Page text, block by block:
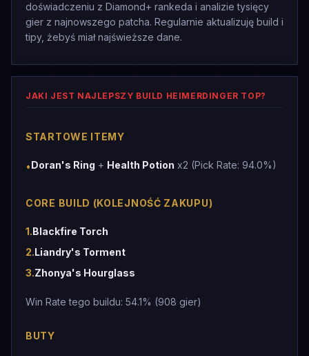
doświadczeniu z Diamond+ rankeda i analizie tysięcy
gier z najnowszego patcha. Regularnie aktualizuję build i
tipy, żebyś miał najświeższe dane.
JAKI JEST NAJLEPSZY BUILD HEIMERDINGER TOP?
STARTOWE ITEMY
•Doran's Ring + Health Potion x2 (Pick Rate: 94.0%)
CORE BUILD (KOLEJNOŚĆ ZAKUPU)
1.Blackfire Torch
2.Liandry's Torment
3.Zhonya's Hourglass
Win Rate tego buildu: 54.1% (908 gier)
BUTY